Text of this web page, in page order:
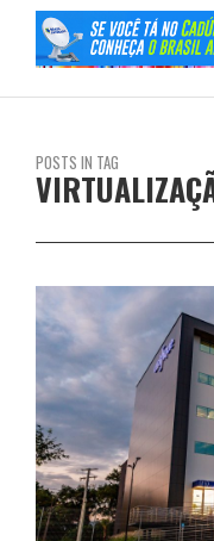
POSTS IN TAG